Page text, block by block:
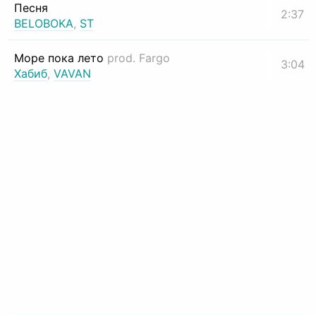
Песня
BELOBOKA, ST
2:37
Море пока лето prod. Fargo
Хабиб, VAVAN
3:04